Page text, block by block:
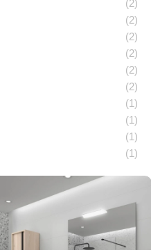
(2)
(2)
(2)
(2)
(2)
(2)
(1)
(1)
(1)
(1)